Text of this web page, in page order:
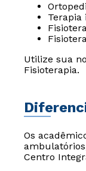
Terapia
Utilize sua
Fisioterapia.
Os
Centro